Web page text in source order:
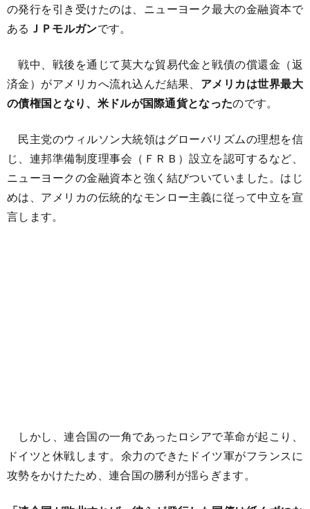
の発行を引き受けたのは、ニューヨーク最大の金融資本で
ある ＪＰモルガンです。
戦中、戦後を通じて莫大な貿易代金と戦債の償還金（返
済金）がアメリカへ流れ込んだ結果、 アメリカは世界最大
の債権国となり、米ドルが国際通貨となったのです。
民主党のウィルソン大統領はグローバリズムの理想を信
じ、連邦準備制度理事会（ＦＲＢ）設立を認可するなど、
ニューヨークの金融資本と強く結びついていました。はじ
めは、アメリカの伝統的なモンロー主義に従って中立を宣
言します。
しかし、連合国の一角であったロシアで革命が起こり、
ドイツと休戦します。余力のできたドイツ軍がフランスに
攻勢をかけたため、連合国の勝利が揺らぎます。